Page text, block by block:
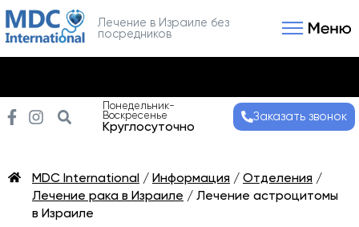
Лечение в Израиле без
посредников
Понедельник-
Воскресенье
Круглосуточно
Заказать звонок
MDC International / Информация / Отделения /
Лечение рака в Израиле / Лечение астроцитомы
в Израиле